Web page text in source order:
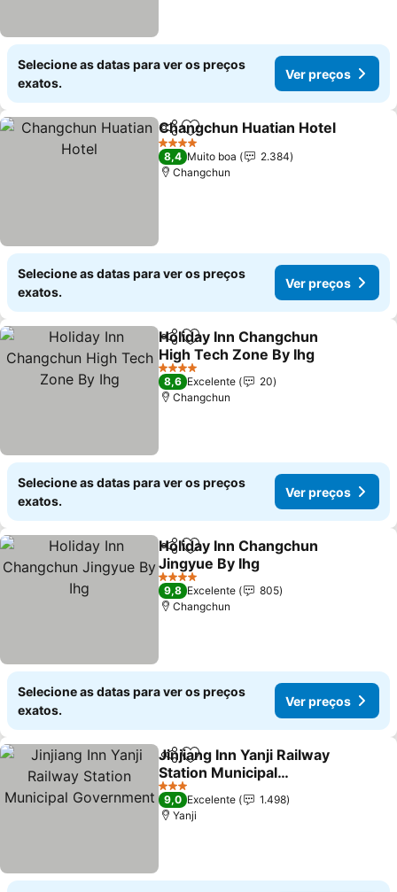
Selecione as datas para ver os preços
exatos.
Ver preços
PartilharAdicionar aos favoritos
Changchun Huatian Hotel
4 Estrelas
8,4 Muito boa
2.384
Changchun
Selecione as datas para ver os preços
exatos.
Ver preços
PartilharAdicionar aos favoritos
Holiday Inn Changchun
High Tech Zone By Ihg
4 Estrelas
8,6 Excelente
20
Changchun
Selecione as datas para ver os preços
exatos.
Ver preços
PartilharAdicionar aos favoritos
Holiday Inn Changchun
Jingyue By Ihg
4 Estrelas
9,8 Excelente
805
Changchun
Selecione as datas para ver os preços
exatos.
Ver preços
PartilharAdicionar aos favoritos
Jinjiang Inn Yanji Railway
Station Municipal
Government
3 Estrelas
9,0 Excelente
1.498
Yanji